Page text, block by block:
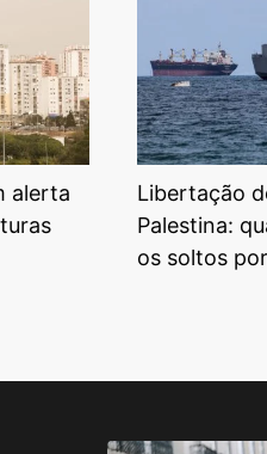
alerta
Libertação
Palestina:
os soltos